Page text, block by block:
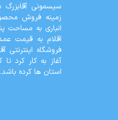
زمینه فروش
انباری به مساحت
اقلام به قیمت
آغاز به کار کرد
استان ها کرده باشد.